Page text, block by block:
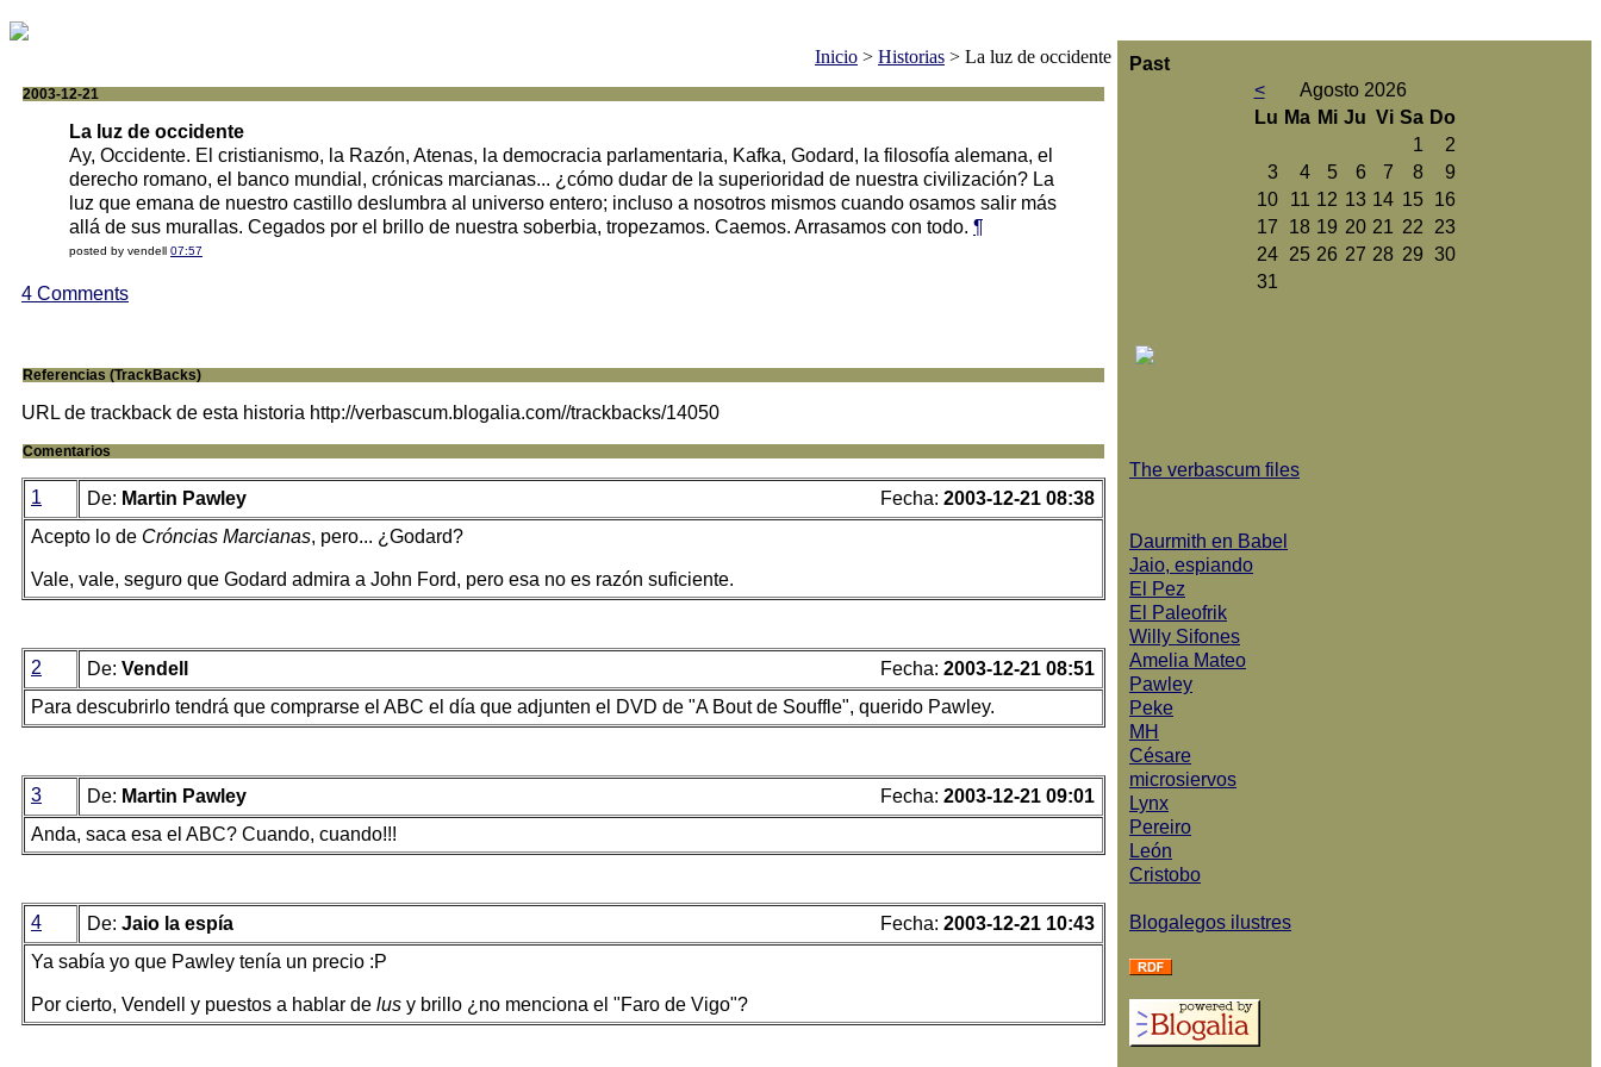
Inicio > Historias > La luz de occidente
2003-12-21
La luz de occidente
Ay, Occidente. El cristianismo, la Razón, Atenas, la democracia parlamentaria, Kafka, Godard, la filosofía alemana, el
derecho romano, el banco mundial, crónicas marcianas... ¿cómo dudar de la superioridad de nuestra civilización? La
luz que emana de nuestro castillo deslumbra al universo entero; incluso a nosotros mismos cuando osamos salir más
allá de sus murallas. Cegados por el brillo de nuestra soberbia, tropezamos. Caemos. Arrasamos con todo. ¶
posted by vendell 07:57
4 Comments
Referencias (TrackBacks)
URL de trackback de esta historia http://verbascum.blogalia.com//trackbacks/14050
Comentarios
1 De: Martin Pawley Fecha: 2003-12-21 08:38
Acepto lo de Cróncias Marcianas, pero... ¿Godard?
Vale, vale, seguro que Godard admira a John Ford, pero esa no es razón suficiente.
2 De: Vendell Fecha: 2003-12-21 08:51
Para descubrirlo tendrá que comprarse el ABC el día que adjunten el DVD de "A Bout de Souffle", querido Pawley.
3 De: Martin Pawley Fecha: 2003-12-21 09:01
Anda, saca esa el ABC? Cuando, cuando!!!
4 De: Jaio la espía Fecha: 2003-12-21 10:43
Ya sabía yo que Pawley tenía un precio :P
Por cierto, Vendell y puestos a hablar de lus y brillo ¿no menciona el "Faro de Vigo"?
Past
<
Agosto 2026
Lu Ma Mi Ju Vi Sa Do
1
2
3
4 5 6 7 8
9
10
11 12 13 14 15
16
17
18 19 20 21 22
23
24
25 26 27 28 29 30
31
The verbascum files
Daurmith en Babel
Jaio, espiando
El Pez
El Paleofrik
Willy Sifones
Amelia Mateo
Pawley
Peke
MH
Césare
microsiervos
Lynx
Pereiro
León
Cristobo
Blogalegos ilustres